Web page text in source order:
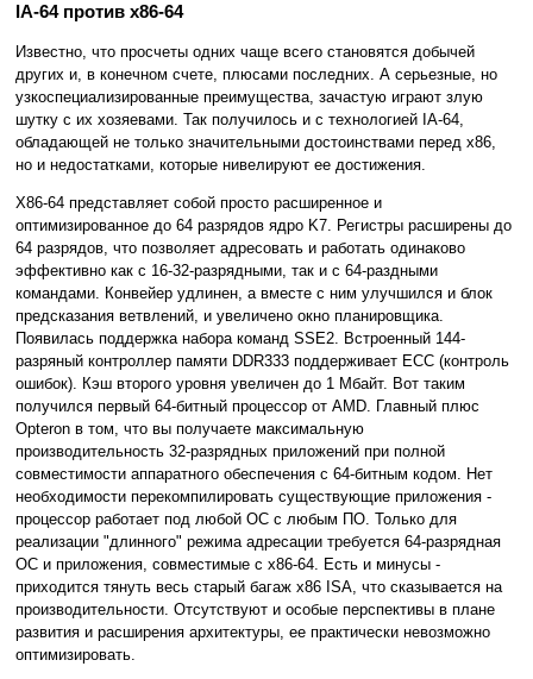
IA-64 против x86-64
Известно, что просчеты одних чаще всего становятся добычей
других и, в конечном счете, плюсами последних. А серьезные, но
узкоспециализированные преимущества, зачастую играют злую
шутку с их хозяевами. Так получилось и с технологией IA-64,
обладающей не только значительными достоинствами перед x86,
но и недостатками, которые нивелируют ее достижения.
X86-64 представляет собой просто расширенное и
оптимизированное до 64 разрядов ядро K7. Регистры расширены до
64 разрядов, что позволяет адресовать и работать одинаково
эффективно как с 16-32-разрядными, так и с 64-раздными
командами. Конвейер удлинен, а вместе с ним улучшился и блок
предсказания ветвлений, и увеличено окно планировщика.
Появилась поддержка набора команд SSE2. Встроенный 144-
разряный контроллер памяти DDR333 поддерживает ECC (контроль
ошибок). Кэш второго уровня увеличен до 1 Мбайт. Вот таким
получился первый 64-битный процессор от AMD. Главный плюс
Opteron в том, что вы получаете максимальную
производительность 32-разрядных приложений при полной
совместимости аппаратного обеспечения с 64-битным кодом. Нет
необходимости перекомпилировать существующие приложения -
процессор работает под любой ОС с любым ПО. Только для
реализации "длинного" режима адресации требуется 64-разрядная
ОС и приложения, совместимые с x86-64. Есть и минусы -
приходится тянуть весь старый багаж x86 ISA, что сказывается на
производительности. Отсутствуют и особые перспективы в плане
развития и расширения архитектуры, ее практически невозможно
оптимизировать.